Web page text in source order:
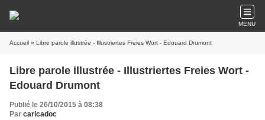
MENU
Accueil » Libre parole illustrée - Illustriertes Freies Wort - Edouard Drumont
Libre parole illustrée - Illustriertes Freies Wort -
Edouard Drumont
Publié le 26/10/2015 à 08:38
Par caricadoc